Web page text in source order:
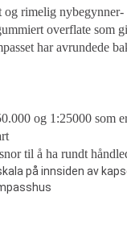
og rimelig nybegynner-
overflate som
har avrundede
og 1:25000 som
til å ha rundt
på innsiden av